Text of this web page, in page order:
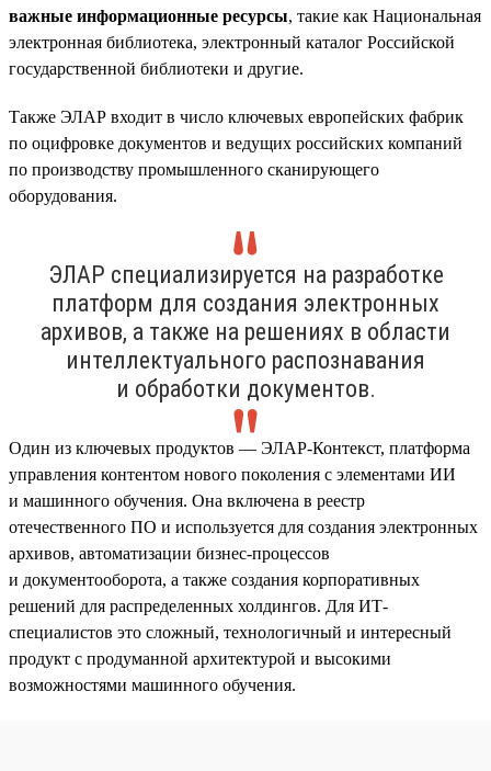
важные информационные ресурсы, такие как Национальная
электронная библиотека, электронный каталог Российской
государственной библиотеки и другие.
Также ЭЛАР входит в число ключевых европейских фабрик
по оцифровке документов и ведущих российских компаний
по производству промышленного сканирующего
оборудования.
ЭЛАР специализируется на разработке
платформ для создания электронных
архивов, а также на решениях в области
интеллектуального распознавания
и обработки документов.
Один из ключевых продуктов — ЭЛАР-Контекст, платформа
управления контентом нового поколения с элементами ИИ
и машинного обучения. Она включена в реестр
отечественного ПО и используется для создания электронных
архивов, автоматизации бизнес-процессов
и документооборота, а также создания корпоративных
решений для распределенных холдингов. Для ИТ-
специалистов это сложный, технологичный и интересный
продукт с продуманной архитектурой и высокими
возможностями машинного обучения.